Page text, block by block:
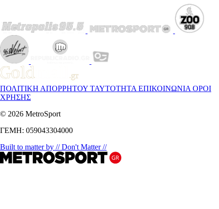
ΠΟΛΙΤΙΚΗ ΑΠΟΡΡΗΤΟΥ ΤΑΥΤΟΤΗΤΑ ΕΠΙΚΟΙΝΩΝΙΑ ΟΡΟΙ
ΧΡΗΣΗΣ
© 2026 MetroSport
ΓΕΜΗ: 059043304000
Built to matter by // Don't Matter //